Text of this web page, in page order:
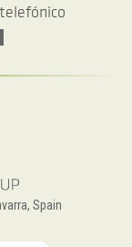
Spain